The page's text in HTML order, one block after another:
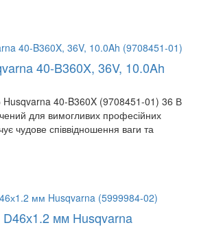
40-B360X, 36V, 10.0Ah
Husqvarna 40-B360X (9708451-01) 36 В
для вимогливих професійних
чудове співвідношення ваги та
D46х1.2 мм Husqvarna